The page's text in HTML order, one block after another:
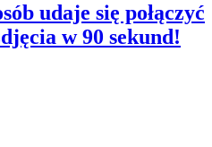
udaje się połączyć
w 90 sekund!